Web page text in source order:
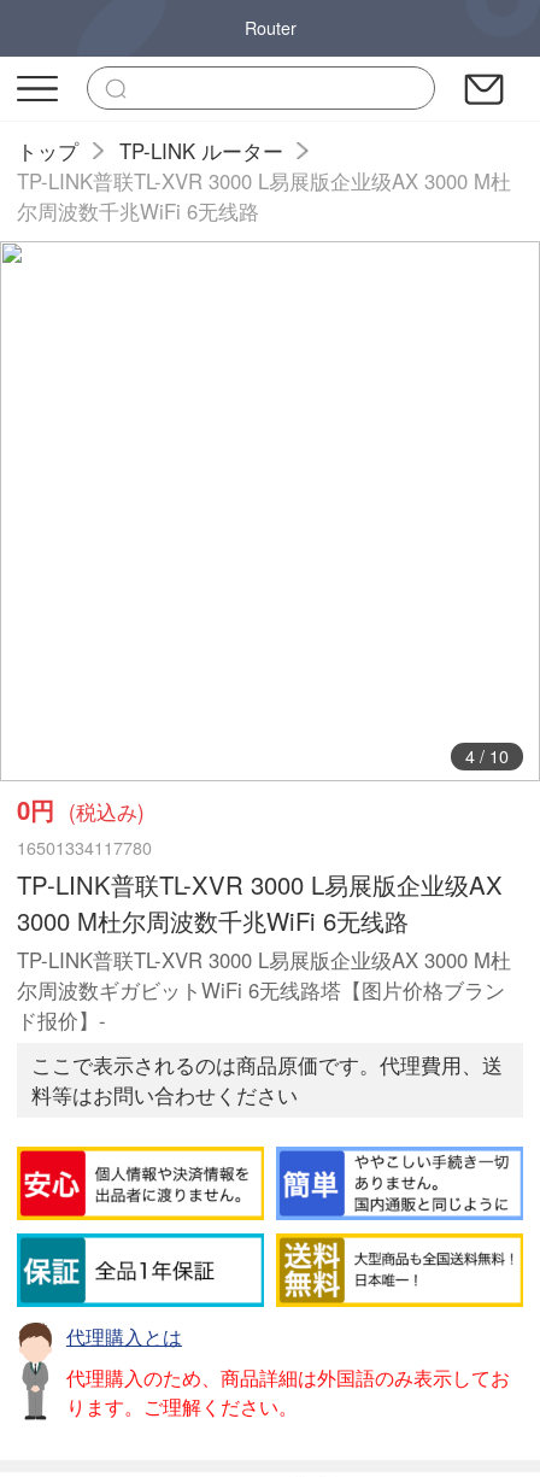
Router
トップ
TP-LINK ルーター
TP-LINK普联TL-XVR 3000 L易展版企业级AX 3000 M杜
尔周波数千兆WiFi 6无线路
5/ 10
0円 (税込み)
16501334117780
TP-LINK普联TL-XVR 3000 L易展版企业级AX
3000 M杜尔周波数千兆WiFi 6无线路
TP-LINK普联TL-XVR 3000 L易展版企业级AX 3000 M杜
尔周波数ギガビットWiFi 6无线路塔【图片价格ブラン
ド报价】-
ここで表示されるのは商品原価です。代理費用、送
料等はお問い合わせください
代理購入とは
代理購入のため、商品詳細は外国語のみ表示してお
ります。ご理解ください。